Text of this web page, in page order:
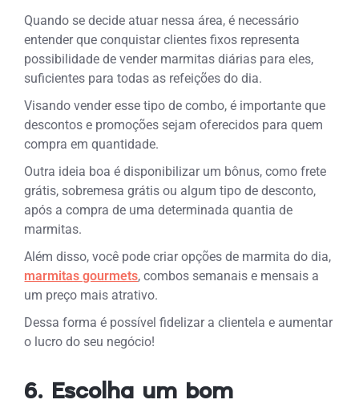
Quando se decide atuar nessa área, é necessário
entender que conquistar clientes fixos representa
possibilidade de vender marmitas diárias para eles,
suficientes para todas as refeições do dia.
Visando vender esse tipo de combo, é importante que
descontos e promoções sejam oferecidos para quem
compra em quantidade.
Outra ideia boa é disponibilizar um bônus, como frete
grátis, sobremesa grátis ou algum tipo de desconto,
após a compra de uma determinada quantia de
marmitas.
Além disso, você pode criar opções de marmita do dia,
marmitas gourmets, combos semanais e mensais a
um preço mais atrativo.
Dessa forma é possível fidelizar a clientela e aumentar
o lucro do seu negócio!
6. Escolha um bom